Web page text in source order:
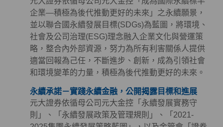
企業—積極為後代推動更好的未來」之永續願景，
並以聯合國永續發展目標(SDGs)為藍圖，將環境、
社會及公司治理(ESG)理念融入企業文化與營運策
略，整合內外部資源，努力為所有利害關係人提供
適當回報為己任，不斷進步、創新，成為引領社會
和環境變革的力量，積極為後代推動更好的未來。
永續承諾－實踐永續金融，公開揭露目標和進展
元大證券依循母公司元大金控「永續發展實務守
則」、「永續發展政策及管理規則」、「2021-